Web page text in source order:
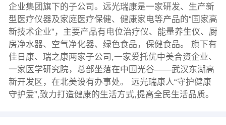
企业集团旗下的子公司。远光瑞康是一家研发、生产新
型医疗仪器及家庭医疗保健、健康家电等产品的“国家高
新技术企业”，主要产品有电位治疗仪、能量养生仪、厨
房净水器、空气净化器、绿色食品，保健食品。 旗下有
佳日康、瑞之康两家子公司,一家爱托优中美合资企业、
一家医学研究院，总部坐落在中国光谷——武汉东湖高
新开发区，在北美设有办事处。 远光瑞康人“守护健康
守护爱”,致力打造健康的生活方式,提高全民生活品质。